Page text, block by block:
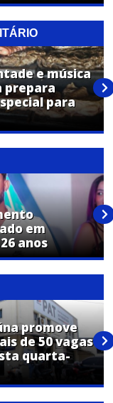
e música
prepara
para
em
anos
promove
de 50 vagas
quarta-